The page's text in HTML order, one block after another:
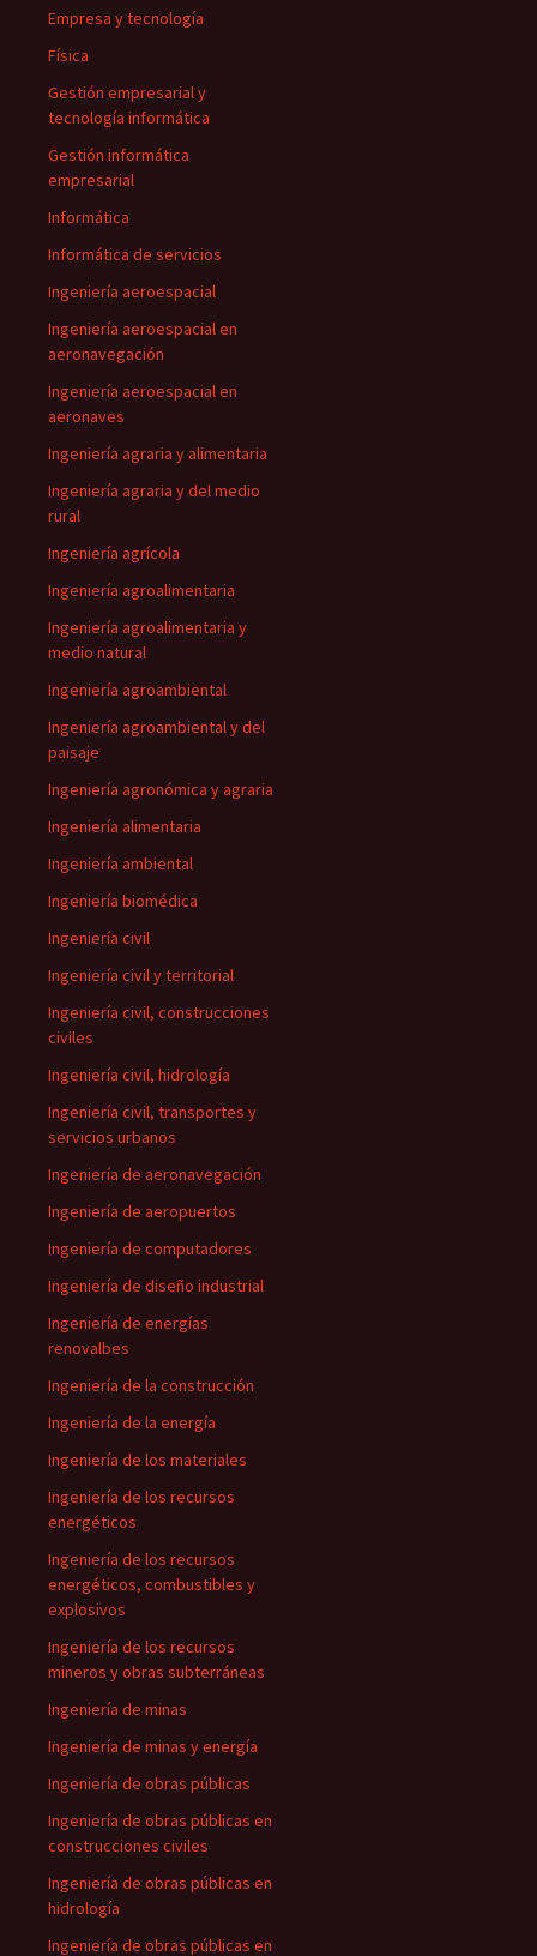
Empresa y tecnología
Física
Gestión empresarial y
tecnología informática
Gestión informática
empresarial
Informática
Informática de servicios
Ingeniería aeroespacial
Ingeniería aeroespacial en
aeronavegación
Ingeniería aeroespacial en
aeronaves
Ingeniería agraria y alimentaria
Ingeniería agraria y del medio
rural
Ingeniería agrícola
Ingeniería agroalimentaria
Ingeniería agroalimentaria y
medio natural
Ingeniería agroambiental
Ingeniería agroambiental y del
paisaje
Ingeniería agronómica y agraria
Ingeniería alimentaria
Ingeniería ambiental
Ingeniería biomédica
Ingeniería civil
Ingeniería civil y territorial
Ingeniería civil, construcciones
civiles
Ingeniería civil, hidrología
Ingeniería civil, transportes y
servicios urbanos
Ingeniería de aeronavegación
Ingeniería de aeropuertos
Ingeniería de computadores
Ingeniería de diseño industrial
Ingeniería de energías
renovalbes
Ingeniería de la construcción
Ingeniería de la energía
Ingeniería de los materiales
Ingeniería de los recursos
energéticos
Ingeniería de los recursos
energéticos, combustibles y
explosivos
Ingeniería de los recursos
mineros y obras subterráneas
Ingeniería de minas
Ingeniería de minas y energía
Ingeniería de obras públicas
Ingeniería de obras públicas en
construcciones civiles
Ingeniería de obras públicas en
hidrología
Ingeniería de obras públicas en